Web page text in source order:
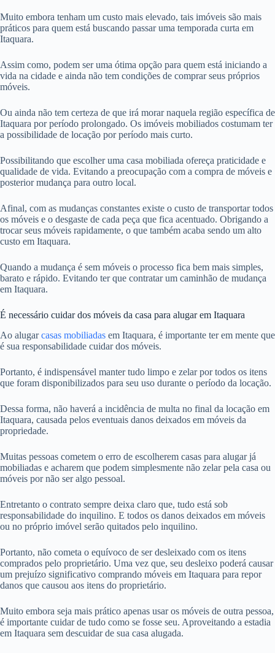
Muito embora tenham um custo mais elevado, tais imóveis são mais
práticos para quem está buscando passar uma temporada curta em
Itaquara.
Assim como, podem ser uma ótima opção para quem está iniciando a
vida na cidade e ainda não tem condições de comprar seus próprios
móveis.
Ou ainda não tem certeza de que irá morar naquela região específica de
Itaquara por período prolongado. Os imóveis mobiliados costumam ter
a possibilidade de locação por período mais curto.
Possibilitando que escolher uma casa mobiliada ofereça praticidade e
qualidade de vida. Evitando a preocupação com a compra de móveis e
posterior mudança para outro local.
Afinal, com as mudanças constantes existe o custo de transportar todos
os móveis e o desgaste de cada peça que fica acentuado. Obrigando a
trocar seus móveis rapidamente, o que também acaba sendo um alto
custo em Itaquara.
Quando a mudança é sem móveis o processo fica bem mais simples,
barato e rápido. Evitando ter que contratar um caminhão de mudança
em Itaquara.
É necessário cuidar dos móveis da casa para alugar em Itaquara
Ao alugarcasas mobiliadas em Itaquara, é importante ter em mente que
é sua responsabilidade cuidar dos móveis.
Portanto, é indispensável manter tudo limpo e zelar por todos os itens
que foram disponibilizados para seu uso durante o período da locação.
Dessa forma, não haverá a incidência de multa no final da locação em
Itaquara, causada pelos eventuais danos deixados em móveis da
propriedade.
Muitas pessoas cometem o erro de escolherem casas para alugar já
mobiliadas e acharem que podem simplesmente não zelar pela casa ou
móveis por não ser algo pessoal.
Entretanto o contrato sempre deixa claro que, tudo está sob
responsabilidade do inquilino. E todos os danos deixados em móveis
ou no próprio imóvel serão quitados pelo inquilino.
Portanto, não cometa o equívoco de ser desleixado com os itens
comprados pelo proprietário. Uma vez que, seu desleixo poderá causar
um prejuízo significativo comprando móveis em Itaquara para repor
danos que causou aos itens do proprietário.
Muito embora seja mais prático apenas usar os móveis de outra pessoa,
é importante cuidar de tudo como se fosse seu. Aproveitando a estadia
em Itaquara sem descuidar de sua casa alugada.